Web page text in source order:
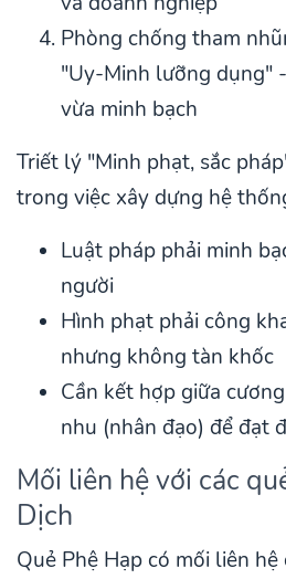
Phòng chống tham
"Uy-Minh lưỡng dụng"
vừa minh bạch
Triết lý "Minh phạt, sắc
trong việc xây dựng hệ
Luật pháp phải minh
người
Hình phạt phải công
nhưng không tàn khốc
Cần kết hợp giữa
nhu (nhân đạo) để đạt
Mối liên hệ với các
Dịch
Quẻ Phệ Hạp có mối liên